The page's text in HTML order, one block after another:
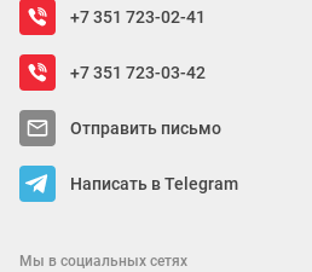
+7 351 723-02-41
+7 351 723-03-42
Отправить письмо
Написать в Telegram
Мы в социальных сетях